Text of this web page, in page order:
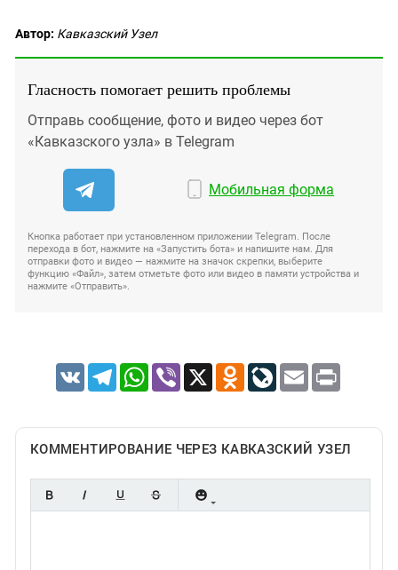
Автор: Кавказский Узел
Гласность помогает решить проблемы
Отправь сообщение, фото и видео через бот
«Кавказского узла» в Telegram
Мобильная форма
Кнопка работает при установленном приложении Telegram. После
перехода в бот, нажмите на «Запустить бота» и напишите нам. Для
отправки фото и видео — нажмите на значок скрепки, выберите
функцию «Файл», затем отметьте фото или видео в памяти устройства и
нажмите «Отправить».
VK TelegramWhatsApp
Viber X Odnoklassniki
LiveJournal
Email Print
КОММЕНТИРОВАНИЕ ЧЕРЕЗ КАВКАЗСКИЙ УЗЕЛ